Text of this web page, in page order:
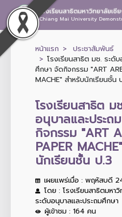
โรงเรียนสาธิตมหาวิทยาลัยเชี
Chiang Mai University
หน้าแรก
ประชาสัมพันธ์
โรงเรียนสาธิต มช. ระดั
ศึกษา จัดกิจกรรม "ART
MACHE" สำหรับนักเรียนชั้น
โรงเรียนสาธิต ม
อนุบาลและประ
กิจกรรม "ART
PAPER
นักเรียนชั้น ป.3
เผยแพร่เมื่อ : พฤหัสบดี
โดย : โรงเรียนสาธิตมหา
ระดับอนุบาลและประถมศึกษา
ผู้เข้าชม : 164 คน